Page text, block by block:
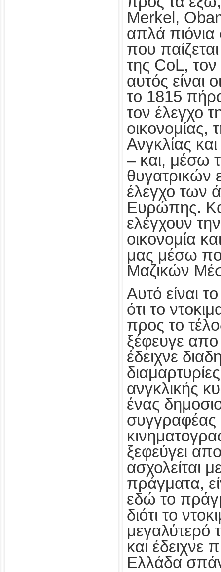
Merkel,
απλά πιόνια
που
της CoL,
αυτός είναι
το 1815
τον έλεγχο
οικονομίας,
Ανγκλίας
– και, μέσω
θυγατρικών
έλεγχο των
Ευρώπης.
ελέγχουν
οικονομία
μας μέσω
Μαζικών
Αυτό είναι
ότι το
προς το
ξέφευγε απο
έδειχνε
ανγκλικής
ένας
ξεφεύγει
ασχολείται
πράγματα,
εδώ το
διότι το
μεγαλύτερό
και έδειχνε
Ελλάδα